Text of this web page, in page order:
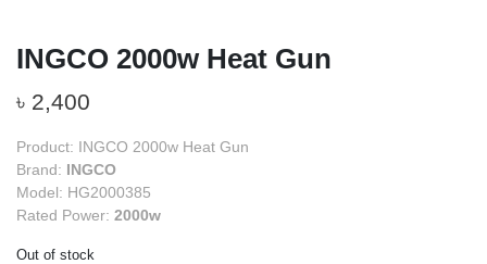
INGCO 2000w Heat Gun
৳ 2,400
Product: INGCO 2000w Heat Gun
Brand: INGCO
Model: HG2000385
Rated Power: 2000w
Out of stock